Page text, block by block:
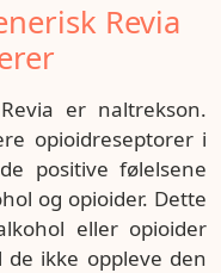
Revia
er naltrekson.
opioidreseptorer i
positive følelsene
og opioider. Dette
eller opioider
ikke oppleve den